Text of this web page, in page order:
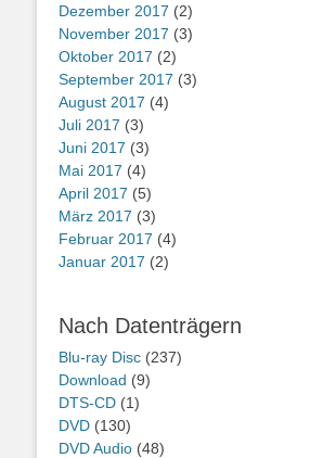
Dezember 2017 (2)
November 2017 (3)
Oktober 2017 (2)
September 2017 (3)
August 2017 (4)
Juli 2017 (3)
Juni 2017 (3)
Mai 2017 (4)
April 2017 (5)
März 2017 (3)
Februar 2017 (4)
Januar 2017 (2)
Nach Datenträgern
Blu-ray Disc (237)
Download (9)
DTS-CD (1)
DVD (130)
DVD Audio (48)